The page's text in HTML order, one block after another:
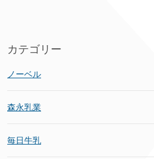
カテゴリー
ノーベル
森永乳業
毎日牛乳